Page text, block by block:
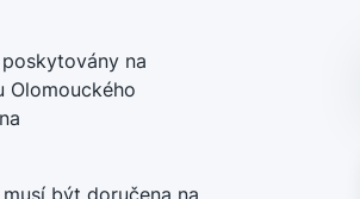
na
být doručena na